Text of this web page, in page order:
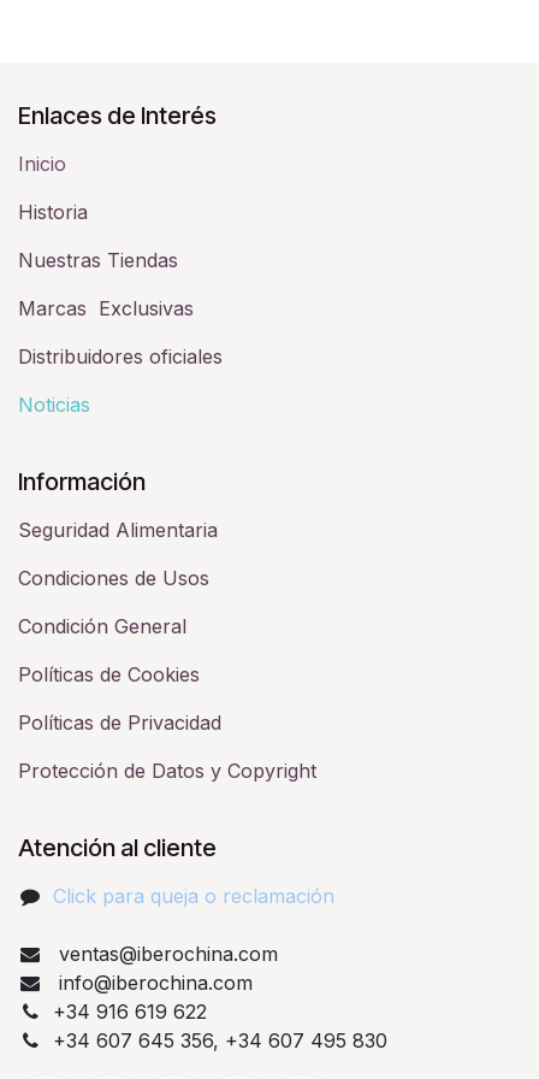
Enlaces de Interés
Inicio
Historia​
Nuestras Tiendas
Marcas Exclusivas
Distribuidores oficiales
Noticias
Información
Seguridad Alimentaria
Condiciones de Usos
Condición General
Políticas de Cookies
Políticas de Privacidad
Protección de Datos y Copyright
Atención al cliente
Click para queja o reclamación​
ventas@iberochina.com
info@iberochina.com
+34 916 619 622
+34 607 645 356, +34 607 495 830